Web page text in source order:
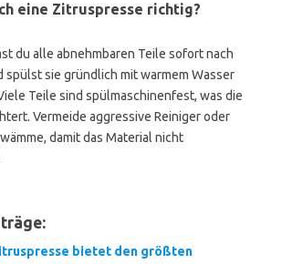
eine Zitruspresse richtig?
du alle abnehmbaren Teile sofort nach
spülst sie gründlich mit warmem Wasser
Teile sind spülmaschinenfest, was die
Vermeide aggressive Reiniger oder
damit das Material nicht
bietet den größten